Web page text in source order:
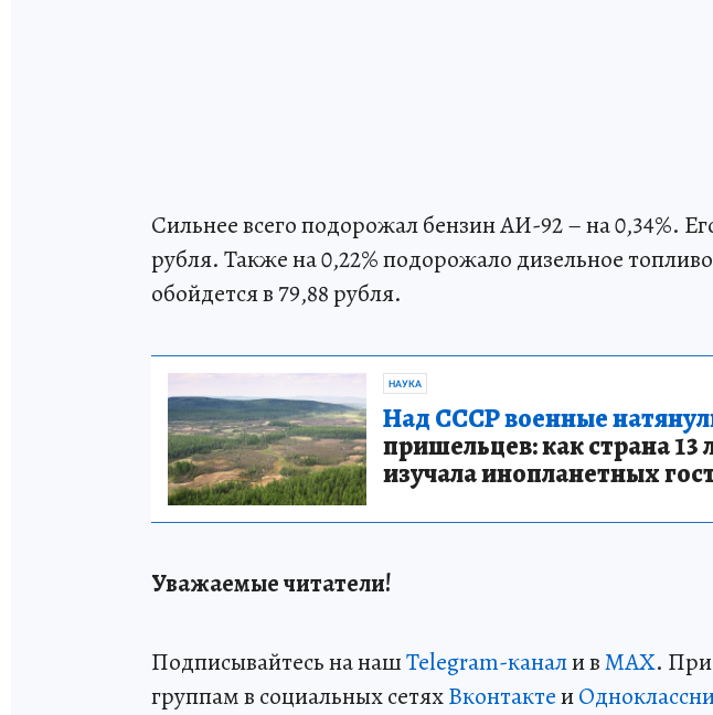
Сильнее всего подорожал бензин АИ-92 – на 0,34%.
рубля. Также на 0,22% подорожало дизельное
обойдется в 79,88 рубля.
НАУКА
Над СССР военные
пришельцев: как страна 13
изучала инопланетных
Уважаемые читатели!
Подписывайтесь на нашTelegram-канали вMAX.
группам в социальных сетяхВконтактеи